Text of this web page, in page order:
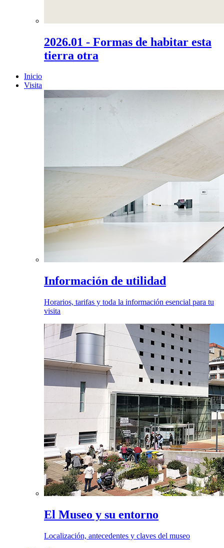
2026.01 - Formas de habitar esta
tierra otra
Inicio
Visita
Información de utilidad
Horarios, tarifas y toda la información esencial para tu
visita
El Museo y su entorno
Localización, antecedentes y claves del museo